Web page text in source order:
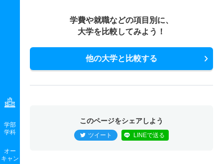
学部
学科
オー
キャン
学費や就職などの項目別に、
大学を比較してみよう！
他の大学と比較する
このページをシェアしよう
ツイート LINEで送る